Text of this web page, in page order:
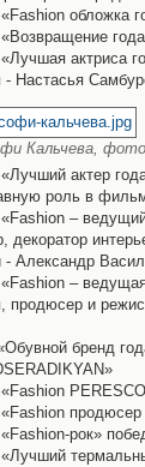
обложка
актриса
Настасья
Кальчева, фото
актер
роль в
–
декоратор
- Александр
–
продюсер и
бренд
рок»